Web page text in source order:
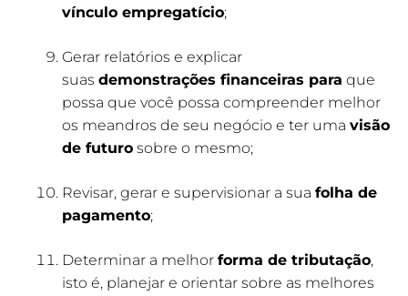
vínculo empregatício;
Gerar relatórios e explicar
suas demonstrações financeiras para que
possa que você possa compreender melhor
os meandros de seu negócio e ter uma visão
de futuro sobre o mesmo;
Revisar, gerar e supervisionar a sua folha de
pagamento;
Determinar a melhor forma de tributação,
isto é, planejar e orientar sobre as melhores